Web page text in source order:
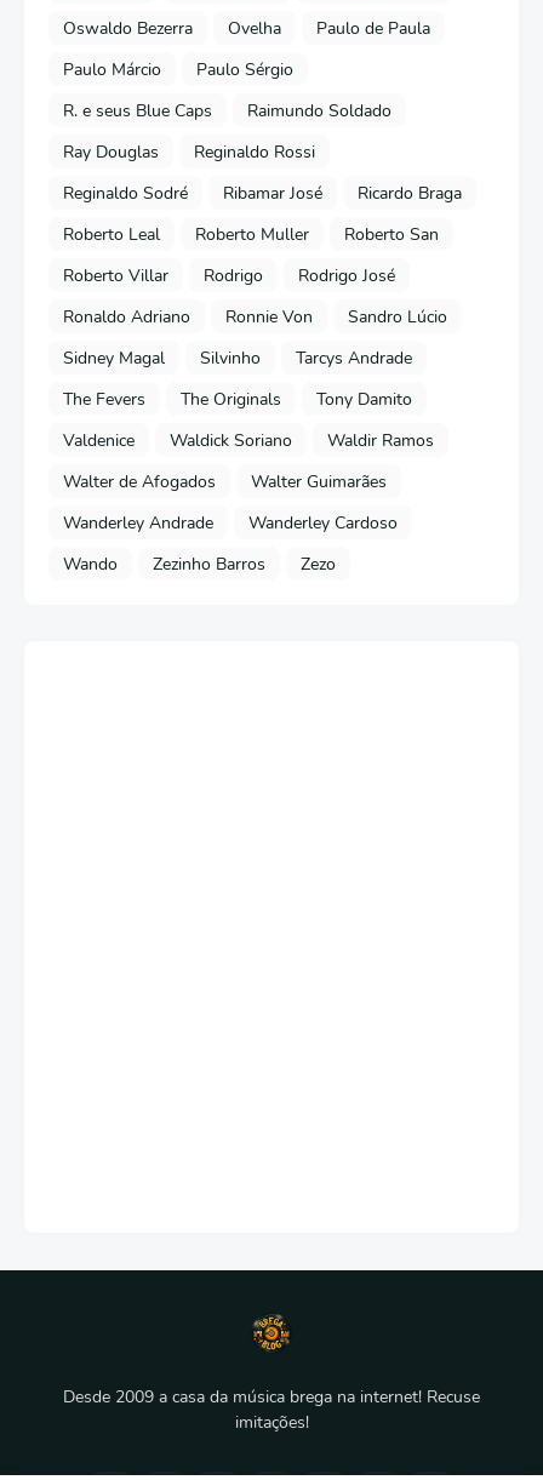
Oswaldo Bezerra
Ovelha
Paulo de Paula
Paulo Márcio
Paulo Sérgio
R. e seus Blue Caps
Raimundo Soldado
Ray Douglas
Reginaldo Rossi
Reginaldo Sodré
Ribamar José
Ricardo Braga
Roberto Leal
Roberto Muller
Roberto San
Roberto Villar
Rodrigo
Rodrigo José
Ronaldo Adriano
Ronnie Von
Sandro Lúcio
Sidney Magal
Silvinho
Tarcys Andrade
The Fevers
The Originals
Tony Damito
Valdenice
Waldick Soriano
Waldir Ramos
Walter de Afogados
Walter Guimarães
Wanderley Andrade
Wanderley Cardoso
Wando
Zezinho Barros Zezo
Desde 2009 a casa da música brega na internet! Recuse
imitações!